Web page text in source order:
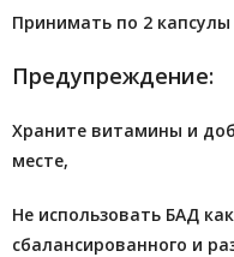
Принимать по 2
Предупреждение:
Храните витамины и
месте,
Не использовать БАД
сбалансированного и